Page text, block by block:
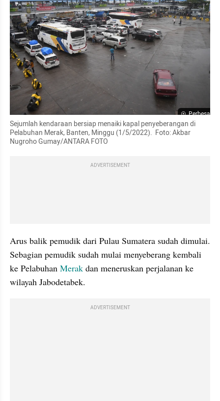
Perbesar
Sejumlah kendaraan bersiap menaiki kapal penyeberangan di
Pelabuhan Merak, Banten, Minggu (1/5/2022).  Foto: Akbar
Nugroho Gumay/ANTARA FOTO
ADVERTISEMENT
Arus balik pemudik dari Pulau Sumatera sudah dimulai.
Sebagian pemudik sudah mulai menyeberang kembali
ke Pelabuhan Merak dan meneruskan perjalanan ke
wilayah Jabodetabek.
ADVERTISEMENT